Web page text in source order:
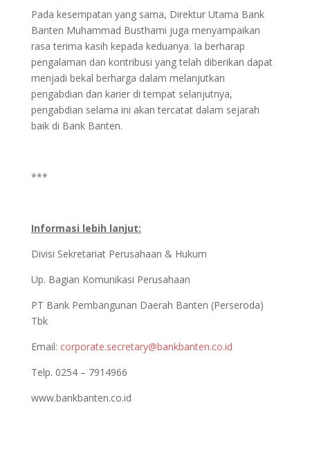
Pada kesempatan yang sama, Direktur Utama Bank
Banten Muhammad Busthami juga menyampaikan
rasa terima kasih kepada keduanya. Ia berharap
pengalaman dan kontribusi yang telah diberikan dapat
menjadi bekal berharga dalam melanjutkan
pengabdian dan karier di tempat selanjutnya,
pengabdian selama ini akan tercatat dalam sejarah
baik di Bank Banten.
***
Informasi lebih lanjut:
Divisi Sekretariat Perusahaan & Hukum
Up. Bagian Komunikasi Perusahaan
PT Bank Pembangunan Daerah Banten (Perseroda)
Tbk
Email: corporate.secretary@bankbanten.co.id
Telp. 0254 – 7914966
www.bankbanten.co.id